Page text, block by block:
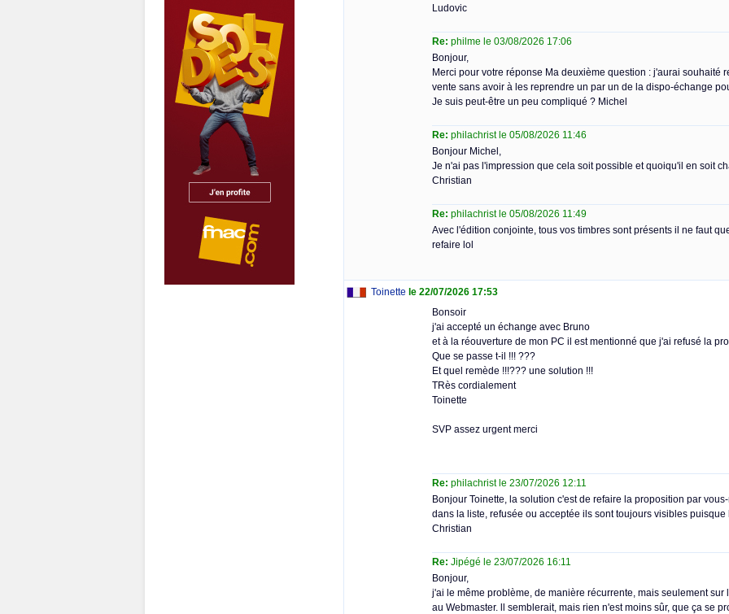
Ludovic
Re: philme le 03/08/2026 17:06
Bonjour,
Merci pour votre réponse Ma deuxième question : j'aurai souhaité
vente sans avoir à les reprendre un par un de la dispo-échange
Je suis peut-être un peu compliqué ? Michel
Re: philachrist le 05/08/2026 11:46
Bonjour Michel,
Je n'ai pas l'impression que cela soit possible et quoiqu'il en soit
Christian
Re: philachrist le 05/08/2026 11:49
Avec l'édition conjointe, tous vos timbres sont présents il ne faut
refaire lol
Toinette le 22/07/2026 17:53
Bonsoir
j'ai accepté un échange avec Bruno
et à la réouverture de mon PC il est mentionné que j'ai refusé la
Que se passe t-il !!! ???
Et quel remède !!!??? une solution !!!
TRès cordialement
Toinette
SVP assez urgent merci
Re: philachrist le 23/07/2026 12:11
Bonjour Toinette, la solution c'est de refaire la proposition par
dans la liste, refusée ou acceptée ils sont toujours visibles
Christian
Re: Jipégé le 23/07/2026 16:11
Bonjour,
j'ai le même problème, de manière récurrente, mais seulement
au Webmaster. ll semblerait, mais rien n'est moins sûr, que ça se